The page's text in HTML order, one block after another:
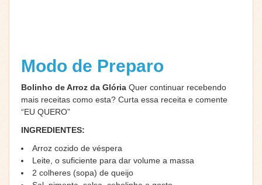
Modo de Preparo
Bolinho de Arroz da Glória Quer continuar recebendo
mais receitas como esta? Curta essa receita e comente
“EU QUERO”
INGREDIENTES:
Arroz cozido de véspera
Leite, o suficiente para dar volume a massa
2 colheres (sopa) de queijo